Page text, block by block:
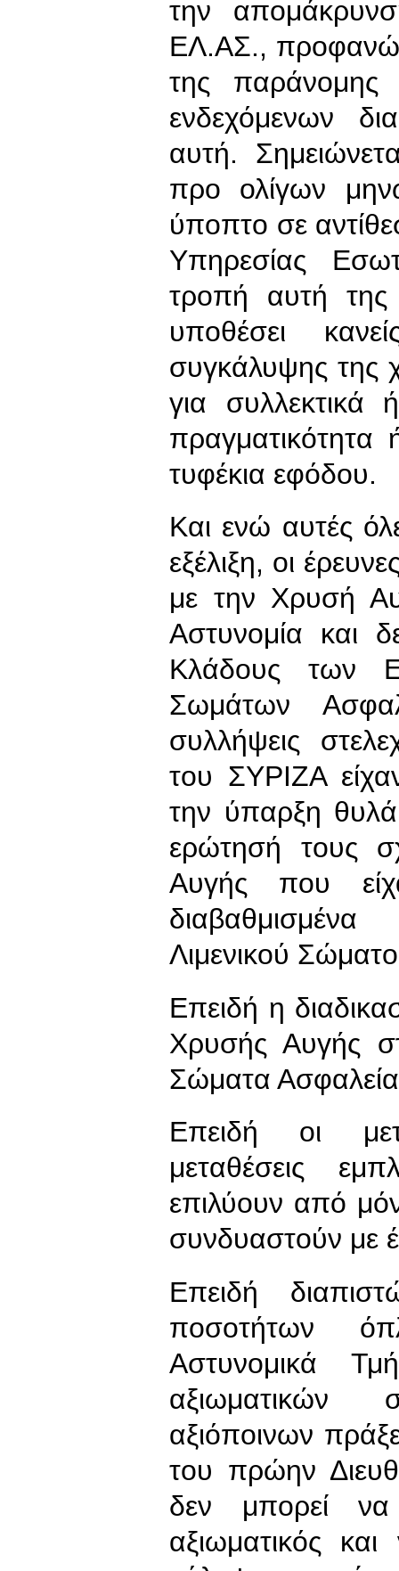
την
ΕΛ.ΑΣ.,
της παράνομης
ενδεχόμενων
αυτή.
προ ολίγων
ύποπτο σε
Υπηρεσίας
τροπή αυτή
υποθέσει
συγκάλυψης της
για
πραγματικότητα
τυφέκια εφόδου.
Και ενώ αυτές
εξέλιξη, οι
με την Χρυσή
Αστυνομία και
Κλάδους των
Σωμάτων
συλλήψεις
του ΣΥΡΙΖΑ
την ύπαρξη
ερώτησή τους
Αυγής που
Λιμενικού
Επειδή η
Χρυσής Αυγής
Σώματα
Επειδή οι
μεταθέσεις
επιλύουν από
συνδυαστούν με
Επειδή
ποσοτήτων
Αστυνομικά
αξιόποινων
του πρώην
δεν μπορεί
αξιωματικός